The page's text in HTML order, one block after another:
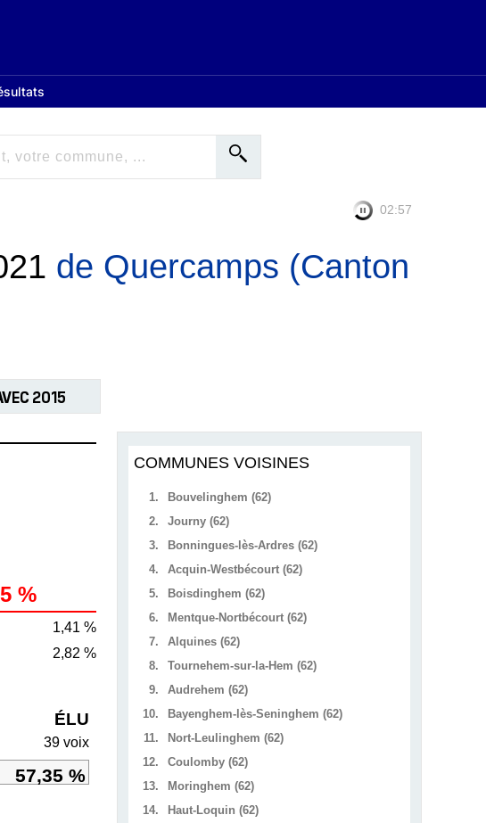
02:56
de Quercamps (Canton
2015
%
1,41 %
2,82 %
ÉLU
39 voix
57,35 %
COMMUNES VOISINES
1.
Bouvelinghem (62)
2.
Journy (62)
3.
Bonningues-lès-Ardres (62)
4.
Acquin-Westbécourt (62)
5.
Boisdinghem (62)
6.
Mentque-Nortbécourt (62)
7.
Alquines (62)
8.
Tournehem-sur-la-Hem (62)
9.
Audrehem (62)
10.
Bayenghem-lès-Seninghem (62)
11.
Nort-Leulinghem (62)
12.
Coulomby (62)
13.
Moringhem (62)
14.
Haut-Loquin (62)